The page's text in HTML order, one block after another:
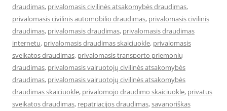
draudimas, privalomasis civilinės atsakomybės draudimas,
privalomasis civilinis automobilio draudimas, privalomasis civilinis
draudimas, privalomasis draudimas, privalomasis draudimas
internetu, privalomasis draudimas skaiciuokle, privalomasis
sveikatos draudimas, privalomasis transporto priemonių
draudimas, privalomasis vairuotojų civilinės atsakomybės
draudimas, privalomasis vairuotojų civilinės atsakomybės
draudimas skaiciuokle, privalomojo draudimo skaiciuokle, privatus
sveikatos draudimas, repatriacijos draudimas,savanoriškas